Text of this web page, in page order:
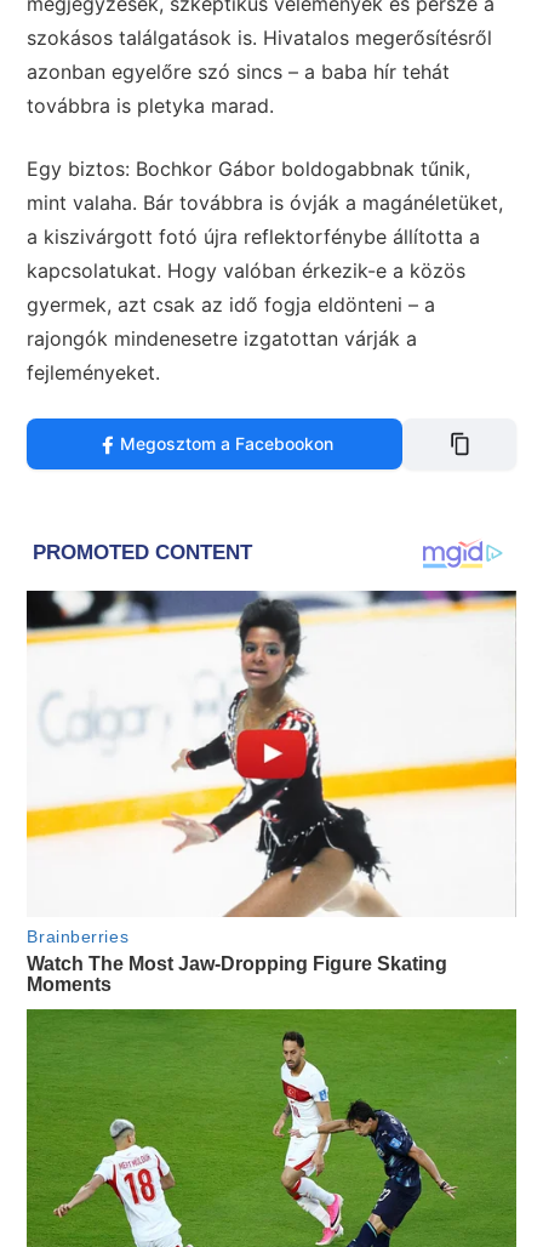
szokásos találgatások is. Hivatalos megerősítésről
azonban egyelőre szó sincs – a baba hír tehát
továbbra is pletyka marad.
Egy biztos: Bochkor Gábor boldogabbnak tűnik,
mint valaha. Bár továbbra is óvják a magánéletüket,
a kiszivárgott fotó újra reflektorfénybe állította a
kapcsolatukat. Hogy valóban érkezik-e a közös
gyermek, azt csak az idő fogja eldönteni – a
rajongók mindenesetre izgatottan várják a
fejleményeket.
Megosztom a Facebookon